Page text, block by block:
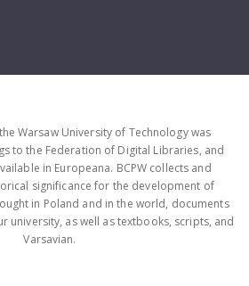
Warsaw University of Technology was
to the Federation of Digital Libraries, and
in Europeana. BCPW collects and
significance for the development of
in Poland and in the world, documents
university, as well as textbooks, scripts, and
Varsavian.